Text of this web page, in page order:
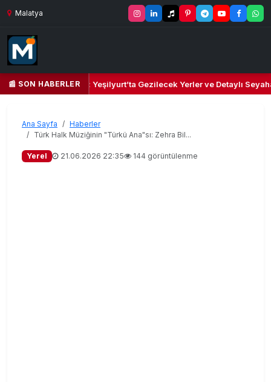
Malatya
📰 SON HABERLER
ve Kültür Cenneti: Yeşilyurt’ta Gezilecek Yerler ve Detaylı Seyahat
Ana Sayfa
Haberler
Türk Halk Müziğinin "Türkü Ana"sı: Zehra Bil...
Yerel 21.06.2026 22:35 144 görüntülenme